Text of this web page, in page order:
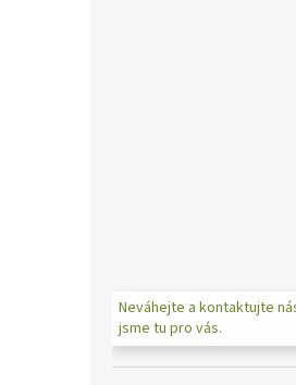
Neváhejte a kontaktujte
jsme tu pro vás.